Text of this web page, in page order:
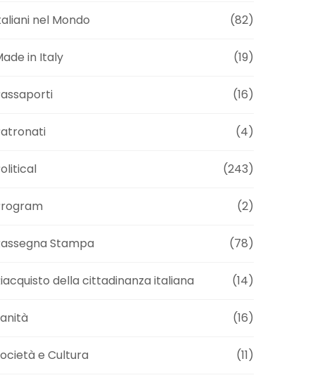
nel Mondo (82)
in Italy (19)
(16)
(4)
(243)
(2)
Stampa (78)
della cittadinanza italiana (14)
(16)
e Cultura (11)